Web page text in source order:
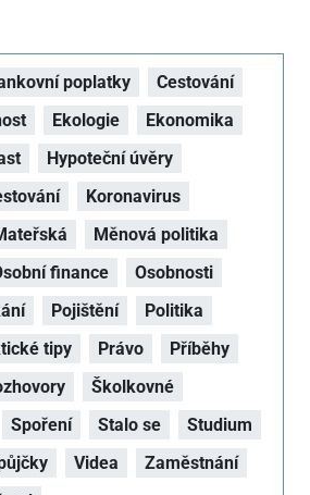
poplatky
Cestování
Ekologie
Ekonomika
Hypoteční úvěry
Koronavirus
Měnová politika
finance
Osobnosti
Pojištění
Politika
tipy Právo
Příběhy
Školkovné
Spoření Stalo se
Studium
Videa
Zaměstnání